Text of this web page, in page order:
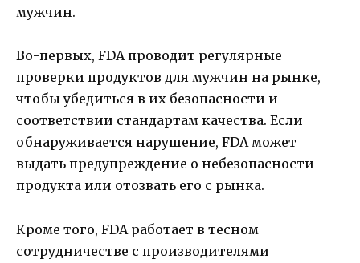
мужчин.
Во-первых, FDA проводит регулярные
проверки продуктов для мужчин на рынке,
чтобы убедиться в их безопасности и
соответствии стандартам качества. Если
обнаруживается нарушение, FDA может
выдать предупреждение о небезопасности
продукта или отозвать его с рынка.
Кроме того, FDA работает в тесном
сотрудничестве с производителями